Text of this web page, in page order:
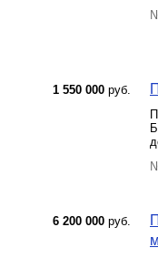
1 550 000 руб.
6 200 000 руб.